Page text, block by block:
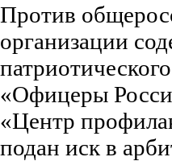
Против
организации
«Офицеры
«Центр
подан иск в